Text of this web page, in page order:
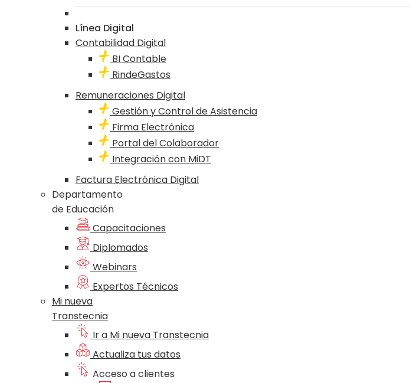
Línea Digital
Contabilidad Digital
BI Contable
RindeGastos
Remuneraciones Digital
Gestión y Control de Asistencia
Firma Electrónica
Portal del Colaborador
Integración con MiDT
Factura Electrónica Digital
Departamento
de Educación
Capacitaciones
Diplomados
Webinars
Expertos Técnicos
Mi nueva
Transtecnia
Ir a Mi nueva Transtecnia
Actualiza tus datos
Acceso a clientes